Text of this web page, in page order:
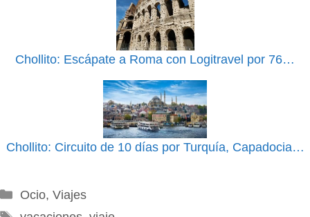
Chollito: Escápate a Roma con Logitravel por 76…
Chollito: Circuito de 10 días por Turquía, Capadocia…
Categorías
Ocio, Viajes